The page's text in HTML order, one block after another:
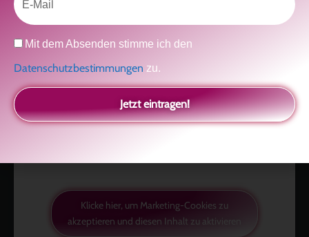
Like uns auf Facebook
Klicke hier, um Marketing-Cookies zu
akzeptieren und diesen Inhalt zu aktivieren
Datenschutz
Mit dem Absenden stimme ich den
Datenschutzbestimmungen zu.
Jetzt eintragen!